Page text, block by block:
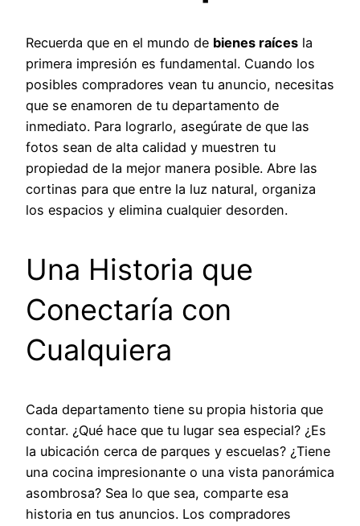
Recuerda que en el mundo de bienes raíces la
primera impresión es fundamental. Cuando los
posibles compradores vean tu anuncio, necesitas
que se enamoren de tu departamento de
inmediato. Para lograrlo, asegúrate de que las
fotos sean de alta calidad y muestren tu
propiedad de la mejor manera posible. Abre las
cortinas para que entre la luz natural, organiza
los espacios y elimina cualquier desorden.
Una Historia que
Conectaría con
Cualquiera
Cada departamento tiene su propia historia que
contar. ¿Qué hace que tu lugar sea especial? ¿Es
la ubicación cerca de parques y escuelas? ¿Tiene
una cocina impresionante o una vista panorámica
asombrosa? Sea lo que sea, comparte esa
historia en tus anuncios. Los compradores